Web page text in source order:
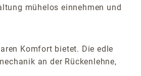
mühelos einnehmen und
Komfort bietet. Die edle
an der Rückenlehne,